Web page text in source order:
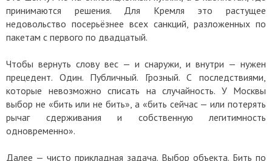
принимаются решения. Для Кремля это растущее
недовольство посерьёзнее всех санкций, разложенных по
пакетам с первого по двадцатый.
Чтобы вернуть слову вес — и снаружи, и внутри — нужен
прецедент. Один. Публичный. Грозный. С последствиями,
которые невозможно списать на случайность. У Москвы
выбор не «бить или не бить», а «бить сейчас — или потерять
рычаг сдерживания и собственную легитимность
одновременно».
Далее — чисто прикладная задача. Выбор объекта. Бить по